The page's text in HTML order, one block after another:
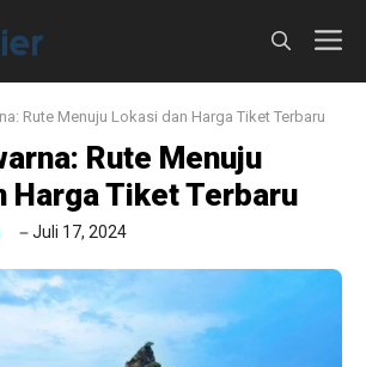
Rute Menuju Lokasi dan Harga Tiket Terbaru
Rute Menuju
Harga Tiket Terbaru
Juli 17, 2024